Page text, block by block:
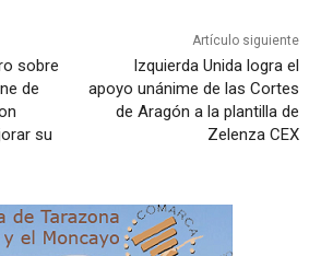
sobre
de
su
Artículo siguiente
Izquierda Unida logra el
apoyo unánime de las Cortes
de Aragón a la plantilla de
Zelenza CEX